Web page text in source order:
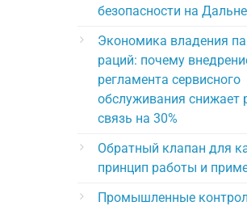
безопасности на
Экономика владения
раций: почему
регламента сервисного
обслуживания снижает
связь на 30%
Обратный клапан для
принцип работы и
Промышленные